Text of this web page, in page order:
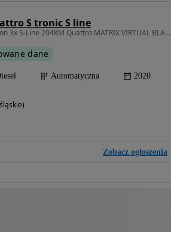
S tronic S line
1968 cm3 • 204 KM • B9 Competition 3x S-Line 204KM Quattro MATRIX VIRTUAL BLACK EDITION !!
dane
Automatyczna 2020
Zobacz ogłoszenia